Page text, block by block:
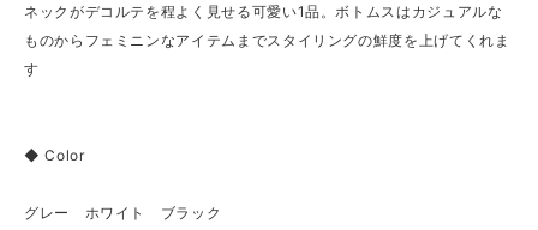
ネックがデコルテを程よく見せる可愛い1品。ボトムスはカジュアルな
ものからフェミニンなアイテムまでスタイリングの鮮度を上げてくれま
す
◆ Color
グレー ホワイト ブラック